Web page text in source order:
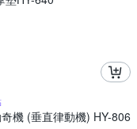
機 (垂直律動機) HY-806